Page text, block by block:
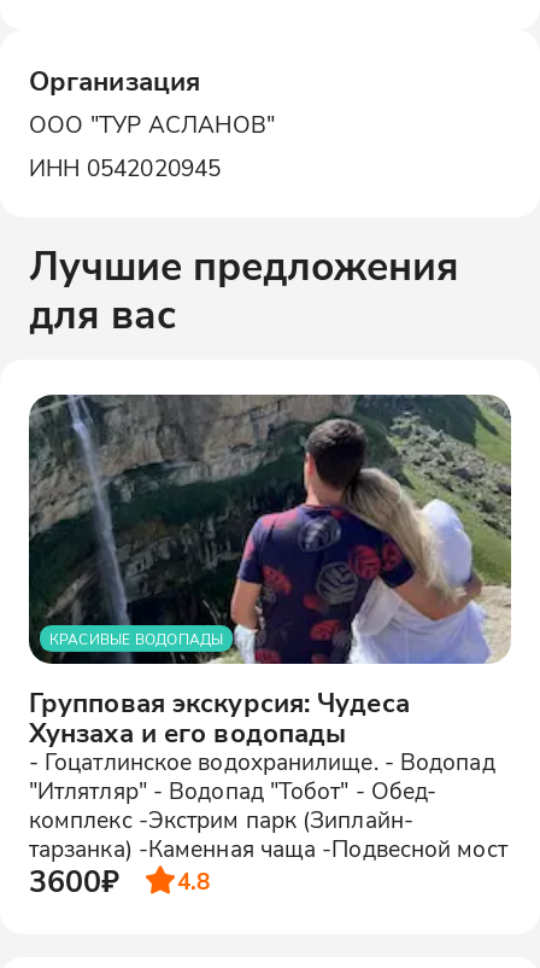
Организация
ООО "ТУР АСЛАНОВ"
ИНН 0542020945
Лучшие предложения
для вас
КРАСИВЫЕ ВОДОПАДЫ
Групповая экскурсия: Чудеса
Хунзаха и его водопады
- Гоцатлинское водохранилище. - Водопад
"Итлятляр" - Водопад "Тобот" - Обед-
комплекс -Экстрим парк (Зиплайн-
тарзанка) -Каменная чаща -Подвесной мост
3600₽ 4.8